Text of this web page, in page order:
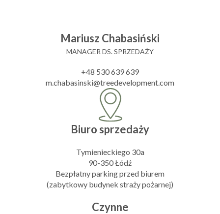
Mariusz Chabasiński
MANAGER DS. SPRZEDAŻY
+48 530 639 639
m.chabasinski@treedevelopment.com
Biuro sprzedaży
Tymienieckiego 30a
90-350 Łódź
Bezpłatny parking przed biurem
(zabytkowy budynek straży pożarnej)
Czynne